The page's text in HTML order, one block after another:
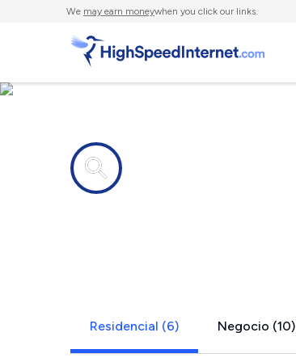
We may earn moneywhen you click our links.
Residencial (6) Negocio (10)